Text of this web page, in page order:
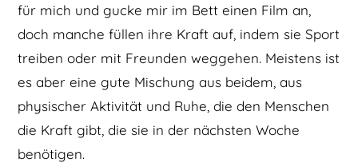
für mich und gucke mir im Bett einen Film an,
doch manche füllen ihre Kraft auf, indem sie Sport
treiben oder mit Freunden weggehen. Meistens ist
es aber eine gute Mischung aus beidem, aus
physischer Aktivität und Ruhe, die den Menschen
die Kraft gibt, die sie in der nächsten Woche
benötigen.